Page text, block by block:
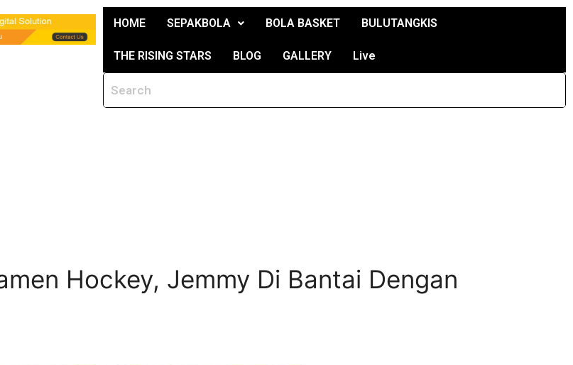
HOME SEPAKBOLA BOLA BASKET BULUTANGKIS
THE RISING STARS BLOG GALLERY Live
Hockey, Jemmy Di Bantai Dengan